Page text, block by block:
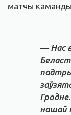
матчы каманды
— Нас
нашай